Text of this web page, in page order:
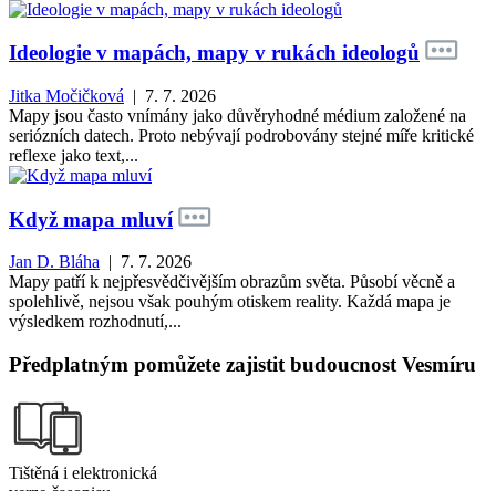
Ideologie v mapách, mapy v rukách ideologů
Jitka Močičková | 7. 7. 2026
Mapy jsou často vnímány jako důvěryhodné médium založené na
seriózních datech. Proto nebývají podrobovány stejné míře kritické
reflexe jako text,...
Když mapa mluví
Jan D. Bláha | 7. 7. 2026
Mapy patří k nejpřesvědčivějším obrazům světa. Působí věcně a
spolehlivě, nejsou však pouhým otiskem reality. Každá mapa je
výsledkem rozhodnutí,...
Předplatným pomůžete zajistit budoucnost Vesmíru
Tištěná i elektronická